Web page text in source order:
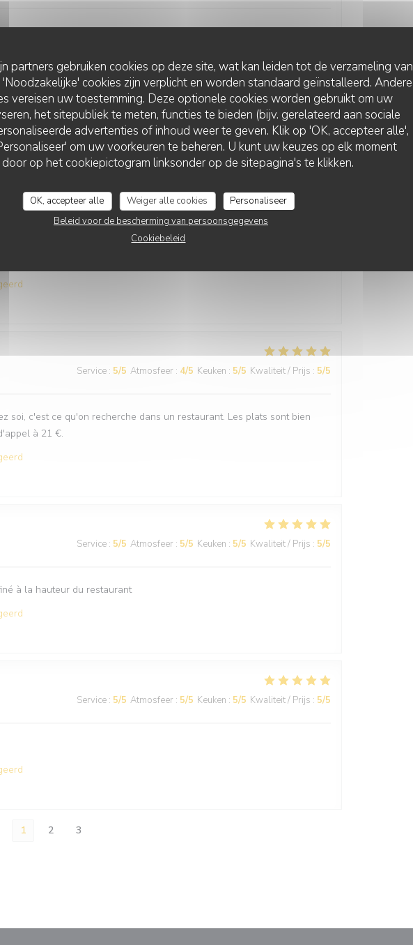
partners gebruiken cookies op deze site, wat kan leiden tot de verzameling van
cookies zijn verplicht en worden standaard geïnstalleerd. Andere
vereisen uw toestemming. Deze optionele cookies worden gebruikt om uw
het sitepubliek te meten, functies te bieden (bijv. gerelateerd aan sociale
advertenties of inhoud weer te geven. Klik op 'OK, accepteer alle',
om uw voorkeuren te beheren. U kunt uw keuzes op elk moment
op het cookiepictogram linksonder op de sitepagina's te klikken.
OK, accepteer alle Weiger alle cookies
Personaliseer
Beleid voor de bescherming van persoonsgegevens
Cookiebeleid
Service : 5/5 Atmosfeer: 5/5 Keuken : 5 /5 Kwaliteit / Prijs:5 /5
Service: 5 /5 Atmosfeer:5/5 Keuken
délicieux ainsi que la présentation des assiettes.
Service : 5/5 Atmosfeer : 4/5 Keuken : 5/5 Kwaliteit / Prijs : 5/5
soi, c'est ce qu'on recherche dans un restaurant. Les plats sont bien
à 21 €.
Service : 5/5 Atmosfeer : 5/5 Keuken : 5/5 Kwaliteit / Prijs : 5/5
à la hauteur du restaurant
Service : 5/5 Atmosfeer : 5/5 Keuken : 5/5 Kwaliteit / Prijs : 5/5
1 2 3
LE MAGELLAN